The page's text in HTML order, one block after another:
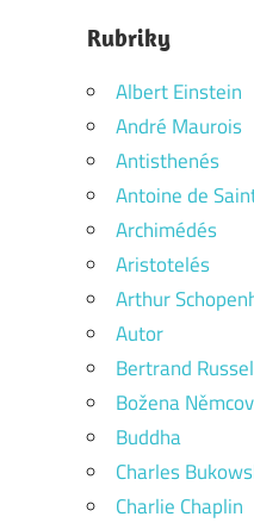
Rubriky
Albert Einstein
André Maurois
Antisthenés
Antoine de
Archimédés
Aristotelés
Arthur
Autor
Bertrand
Božena
Buddha
Charles
Charlie Chaplin